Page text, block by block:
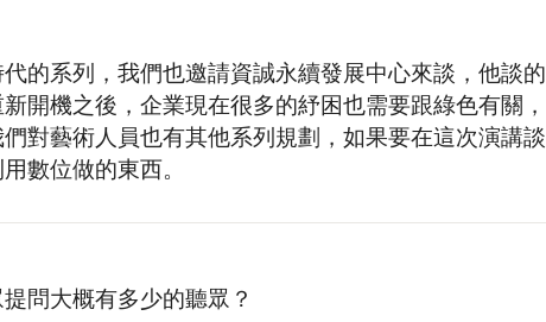
的系列，我們也邀請資誠永續發展中心來談，他談的
開機之後，企業現在很多的紓困也需要跟綠色有關，
對藝術人員也有其他系列規劃，如果要在這次演講談
數位做的東西。
問大概有多少的聽眾？